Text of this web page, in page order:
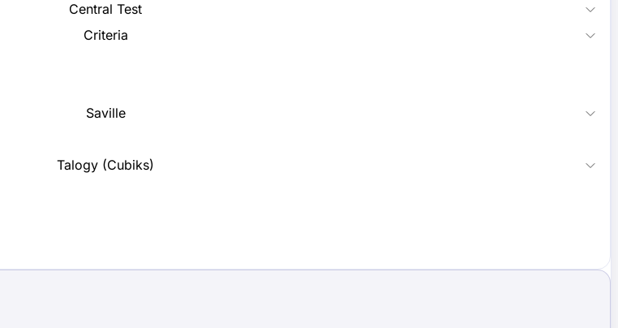
Central Test
Criteria
Saville
Talogy (Cubiks)